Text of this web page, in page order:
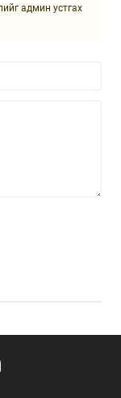
админ устгах